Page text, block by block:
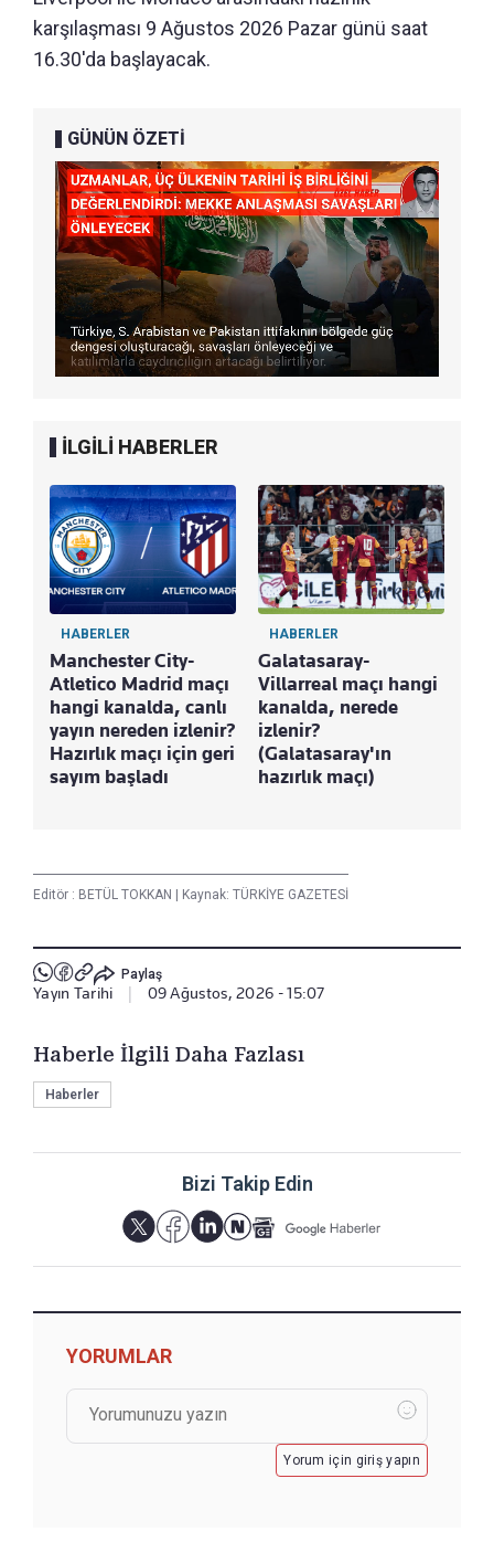
karşılaşması 9 Ağustos 2026 Pazar günü saat
16.30'da başlayacak.
GÜNÜN ÖZETİ
İLGİLİ HABERLER
HABERLER
Manchester City-
Atletico Madrid maçı
hangi kanalda, canlı
yayın nereden izlenir?
Hazırlık maçı için geri
sayım başladı
HABERLER
Galatasaray-
Villarreal maçı hangi
kanalda, nerede
izlenir?
(Galatasaray'ın
hazırlık maçı)
Editör : BETÜL TOKKAN Kaynak: TÜRKİYE GAZETESİ
Paylaş
Yayın Tarihi 09 Ağustos, 2026 - 15:07
Haberle İlgili Daha Fazlası
Haberler
Bizi Takip Edin
YORUMLAR
Yorum için giriş yapın